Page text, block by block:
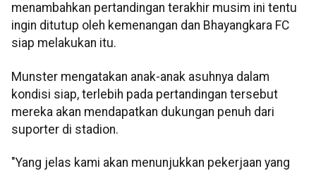
menambahkan pertandingan terakhir musim ini tentu
ingin ditutup oleh kemenangan dan Bhayangkara FC
siap melakukan itu.
Munster mengatakan anak-anak asuhnya dalam
kondisi siap, terlebih pada pertandingan tersebut
mereka akan mendapatkan dukungan penuh dari
suporter di stadion.
"Yang jelas kami akan menunjukkan pekerjaan yang